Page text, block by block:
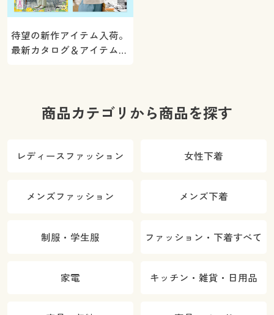
待望の新作アイテム入荷。
最新カタログ＆アイテムを
商品カテゴリから商品を探す
レディースファッション 女性下着
メンズファッション メンズ下着
制服・学生服 ファッション・下着すべて
家電 キッチン・雑貨・日用品